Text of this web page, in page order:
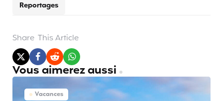
Reportages
Share This Article
Vous aimerez aussi
Vacances